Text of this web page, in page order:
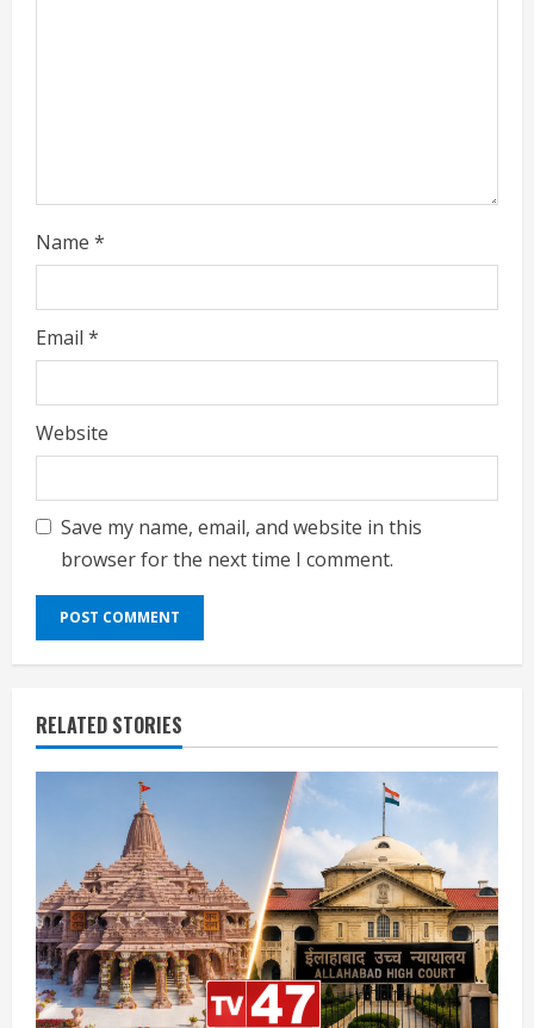
Name *
Email *
Website
Save my name, email, and website in this
browser for the next time I comment.
RELATED STORIES